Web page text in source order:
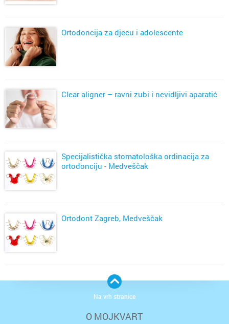
Ortodoncija za djecu i adolescente
Clear aligner – ravni zubi i nevidljivi aparatić
Specijalistička stomatološka ordinacija za
ortodonciju - Medveščak
Ortodont Zagreb, Medveščak
O MOJKVART
Na vrh stranice